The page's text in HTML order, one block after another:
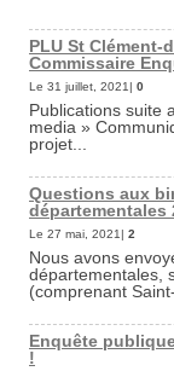
PLU St Clément-
Commissaire
Le 31 juillet, 2021| 0
Publications suite
media »
projet...
Questions aux
départementales
Le 27 mai, 2021| 2
Nous avons
départementales,
(comprenant
Enquête
!